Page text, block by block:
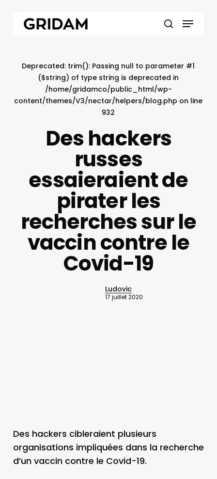
Menu
Deprecated: trim(): Passing null to parameter #1
($string) of type string is deprecated in
/home/gridamco/public_html/wp-
content/themes/V3/nectar/helpers/blog.php on line
932
Des hackers
russes
essaieraient de
pirater les
recherches sur le
vaccin contre le
Covid-19
Ludovic
17 juillet 2020
Des hackers cibleraient plusieurs
organisations impliquées dans la recherche
d’un vaccin contre le Covid-19.